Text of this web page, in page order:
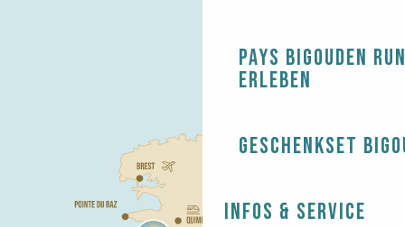
Pays Bigouden
erleben
Geschenkset
Infos & Service